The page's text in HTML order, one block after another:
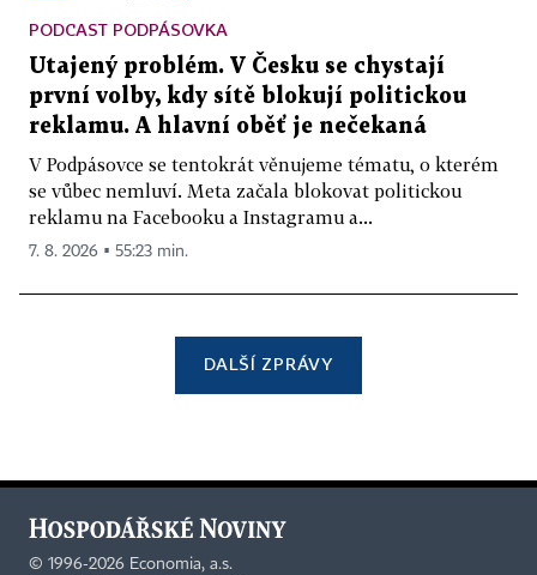
PODCAST PODPÁSOVKA
Utajený problém. V Česku se chystají
první volby, kdy sítě blokují politickou
reklamu. A hlavní oběť je nečekaná
V Podpásovce se tentokrát věnujeme tématu, o kterém
se vůbec nemluví. Meta začala blokovat politickou
reklamu na Facebooku a Instagramu a...
7. 8. 2026 ▪ 55:23 min.
DALŠÍ ZPRÁVY
© 1996-2026 Economia, a.s.